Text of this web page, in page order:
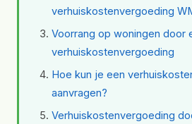
verhuiskostenvergoeding
Voorrang op woningen door
verhuiskostenvergoeding
Hoe kun je een
aanvragen?
Verhuiskostenvergoeding